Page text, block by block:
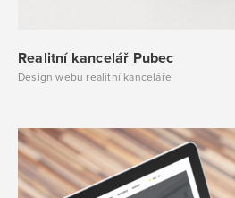
Realitní kancelář Pubec
Design webu realitní kanceláře